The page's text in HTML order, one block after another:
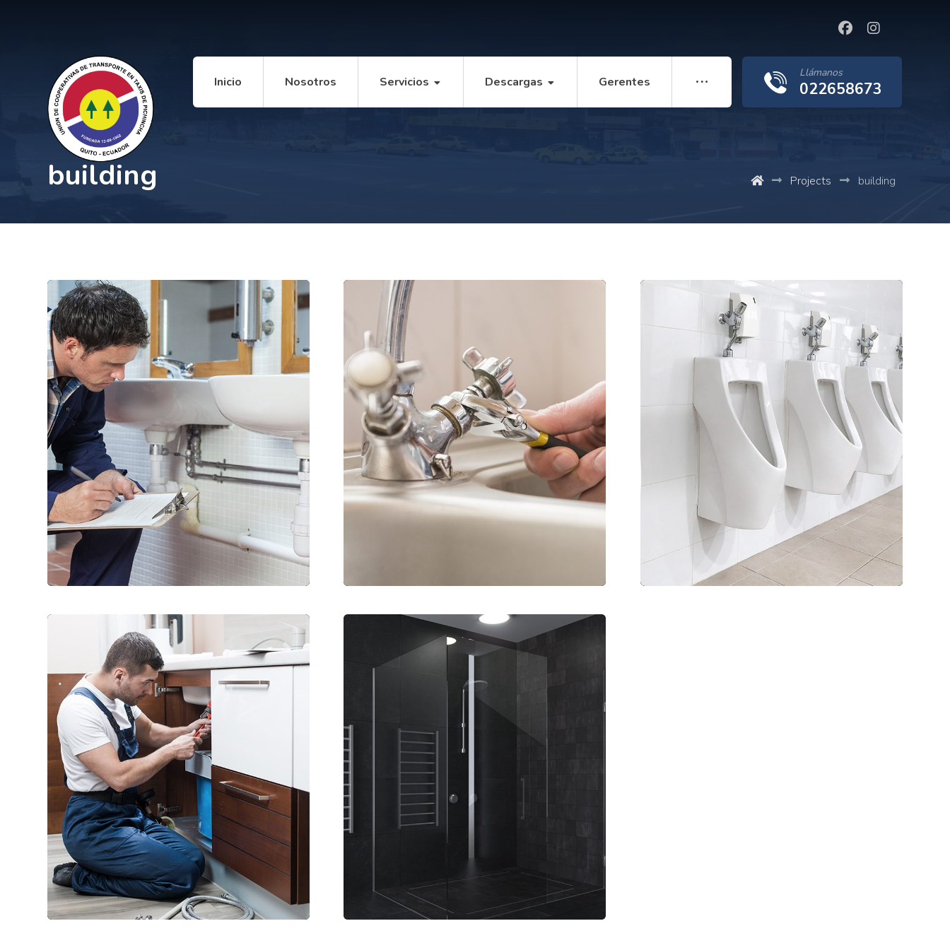
Llámanos
022658673
Inicio Nosotros Servicios Descargas Gerentes
building Projects building